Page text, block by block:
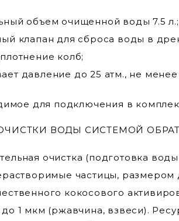
объем очищенной воды 7.5 л.;
клапан для сброса воды в
колб;
давление до 25 атм., не
для подключения в
ВОДЫ СИСТЕМОЙ
очистка (подготовка
частицы,
кокосового
1 мкм (ржавчина, взвеси).